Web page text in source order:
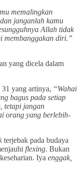
memalingkan
janganlah kamu
Allah tidak
membanggakan diri.”
yang dicela dalam
yang artinya, “Wahai
bagus pada setiap
tetapi jangan
orang yang berlebih-
terjebak pada budaya
flexing. Bukan
Iya enggak,